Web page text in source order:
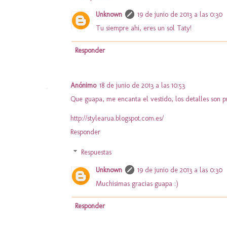
Unknown
19 de junio de 2013 a las 0:30
Tu siempre ahi, eres un sol Taty!
Responder
Anónimo 18 de junio de 2013 a las 10:53
Que guapa, me encanta el vestido, los detalles son
http://stylearua.blogspot.com.es/
Responder
Respuestas
Unknown
19 de junio de 2013 a las 0:30
Muchisimas gracias guapa :)
Responder